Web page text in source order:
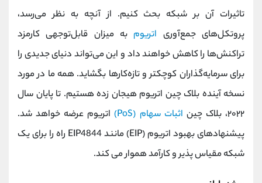
تاثیرات آن بر شبکه بحث کنیم. از آنچه به نظر می‌رسد،
پروتکل‌های جمع‌آوری اتریوم به میزان قابل‌توجهی کارمزد
تراکنش‌ها را کاهش خواهند داد و این می‌تواند دنیای جدیدی را
برای سرمایه‌گذاران کوچکتر و تازه‌کارها بگشاید. همه ما در مورد
نسخه آینده بلاک چین اتریوم هیجان زده هستیم. تا پایان سال
۲۰۲۲، بلاک چین
اثبات سهام (PoS)
اتریوم عرضه خواهد شد.
پیشنهادهای بهبود اتریوم (EIP) مانند EIP4844 راه را برای یک
شبکه مقیاس پذیر و کارآمد هموار می کند.